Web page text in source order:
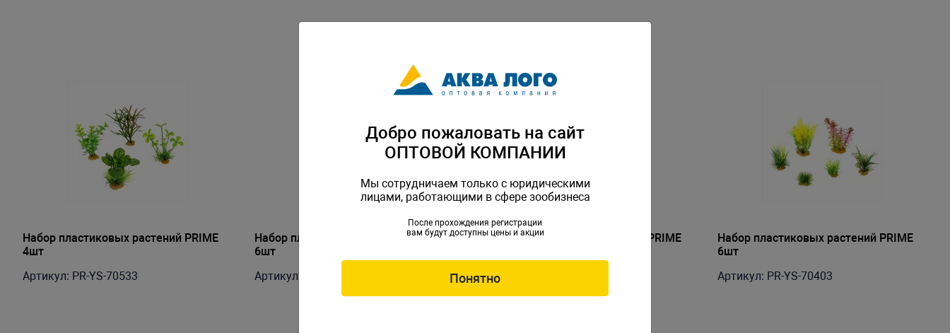
Набор пластиковых растений PRIME
4шт
Артикул: PR-YS-70533
Набор пластиковых растений PRIME
6шт
Артикул: PR-YS-70401
Набор пластиковых растений PRIME
Артикул: PR-YS-70402
Набор пластиковых растений PRIME
6шт
Артикул: PR-YS-70403
Добро пожаловать на сайт
ОПТОВОЙ КОМПАНИИ
Мы сотрудничаем только с юридическими
лицами, работающими в сфере зообизнеса
После прохождения регистрации
вам будут доступны цены и акции
Понятно